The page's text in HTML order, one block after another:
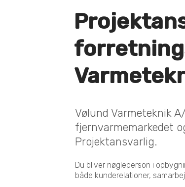
Vølund Varmeteknik
fjernvarmemarkedet
Projektansvarlig.
Du bliver nøgleperson i
både kunderelationer,